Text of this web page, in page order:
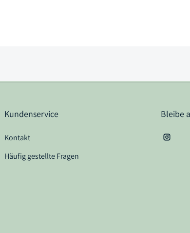
Kundenservice
Kontakt
Häufig gestellte Fragen
Bleibe